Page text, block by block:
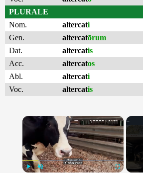
PLURALE
Nom.
altercati
Gen.
altercatōrum
Dat.
altercatis
Acc.
altercatos
Abl.
altercati
Voc.
altercatis
×